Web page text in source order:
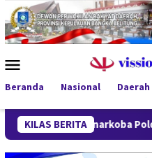
Loncat
ke
konten
Mobile
Beranda Nasional Daerah
KILAS BERITAPolda Babel